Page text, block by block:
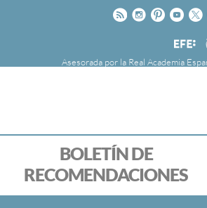
Pinteres
Instagram
Rss
Asesorada por la Real Academia
Agencia Efe y la Real Academia
cuyo objetivo es colaborar con el buen uso
español en los medios de comunicación y
Internet.
BOLETÍN DE
RECOMENDACIONES